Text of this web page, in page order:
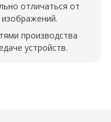
отличаться от
производства
устройств.